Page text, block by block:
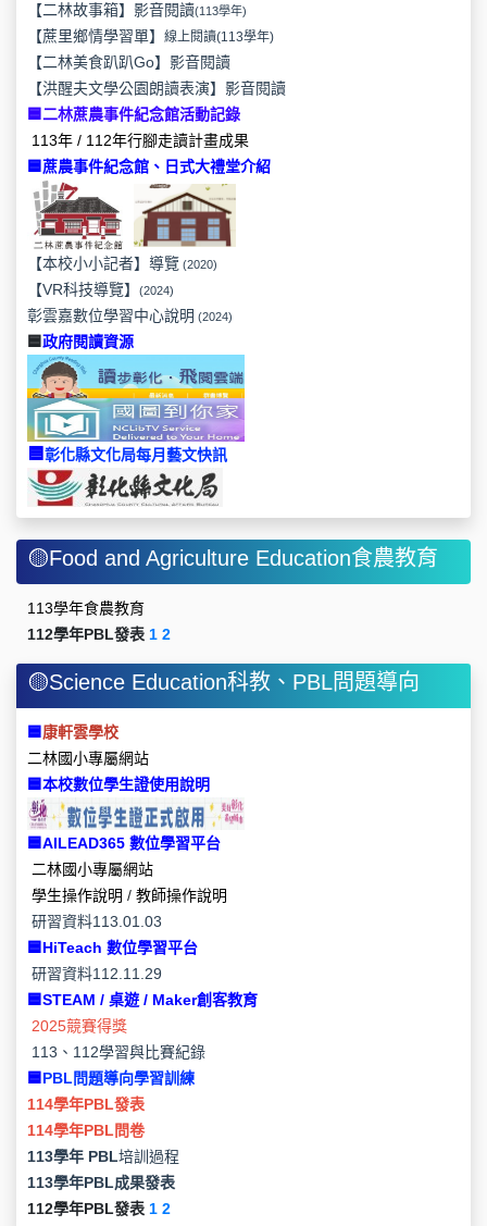
【二林故事箱】影音閱讀(113學年)
【蔗里鄉情學習單】 線上閱讀(113學年)
【二林美食趴趴Go】影音閱讀
【洪醒夫文學公園朗讀表演】影音閱讀
🟦二林蔗農事件紀念館活動記錄
113年 / 112年行腳走讀計畫成果
🟦蔗農事件紀念館、日式大禮堂介紹
【本校小小記者】導覽 (2020)
【VR科技導覽】 (2024)
彰雲嘉數位學習中心說明 (2024)
🟦政府閱讀資源
🟦彰化縣文化局每月藝文快訊
🟡Food and Agriculture Education食農教育
113學年食農教育
112學年PBL發表 1 2
🟡Science Education科教、PBL問題導向
🟦 康軒雲學校
二林國小專屬網站
🟦本校數位學生證使用說明
🟦AILEAD365 數位學習平台
二林國小專屬網站
學生操作說明 / 教師操作說明
研習資料113.01.03
🟦 HiTeach 數位學習平台
研習資料112.11.29
🟦STEAM / 桌遊 / Maker創客教育
2025競賽得獎
113、112學習與比賽紀錄
🟦 PBL問題導向學習訓練
114學年PBL發表
114學年PBL問卷
113學年 PBL培訓過程
113學年PBL成果發表
112學年PBL發表 1 2